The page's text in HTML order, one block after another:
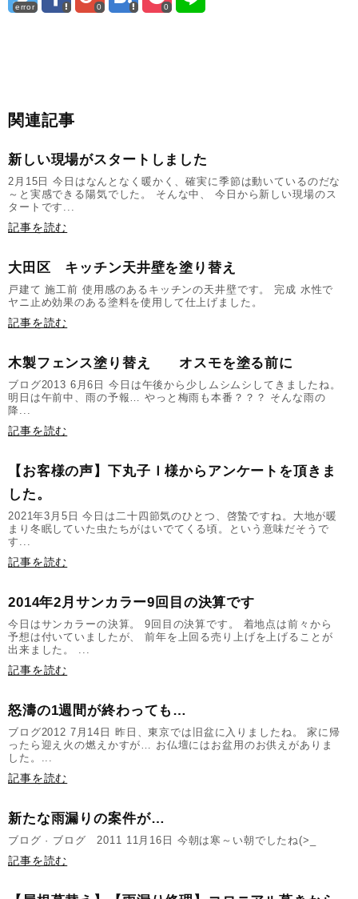
error 0 0
関連記事
新しい現場がスタートしました
2月15日 今日はなんとなく暖かく、確実に季節は動いているのだな
～と実感できる陽気でした。 そんな中、 今日から新しい現場のス
タートです...
記事を読む
大田区 キッチン天井壁を塗り替え
戸建て 施工前 使用感のあるキッチンの天井壁です。 完成 水性で
ヤニ止め効果のある塗料を使用して仕上げました。
記事を読む
木製フェンス塗り替え オスモを塗る前に
ブログ2013 6月6日 今日は午後から少しムシムシしてきましたね。
明日は午前中、雨の予報… やっと梅雨も本番？？？ そんな雨の
降...
記事を読む
【お客様の声】下丸子Ｉ様からアンケートを頂きま
した。
2021年3月5日 今日は二十四節気のひとつ、啓蟄ですね。大地が暖
まり冬眠していた虫たちがはいでてくる頃。という意味だそうで
す...
記事を読む
2014年2月サンカラー9回目の決算です
今日はサンカラーの決算。 9回目の決算です。 着地点は前々から
予想は付いていましたが、 前年を上回る売り上げを上げることが
出来ました。 ...
記事を読む
怒濤の1週間が終わっても…
ブログ2012 7月14日 昨日、東京では旧盆に入りましたね。 家に帰
ったら迎え火の燃えかすが… お仏壇にはお盆用のお供えがありま
した。...
記事を読む
新たな雨漏りの案件が…
ブログ · ブログ 2011 11月16日 今朝は寒～い朝でしたね(>_
記事を読む